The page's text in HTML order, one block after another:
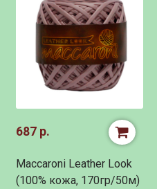
687 р.
Maccaroni Leather Look
(100% кожа, 170гр/50м)